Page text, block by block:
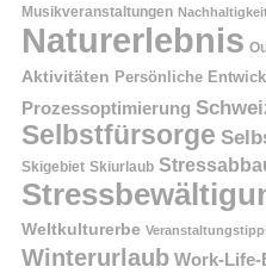
Musikveranstaltungen
Naturerlebnis
Aktivitäten Persönliche
Prozessoptimierung
Selbstfürsorge
Skigebiet Skiurlaub
Weltkulturerbe
Winterurlaub Work-Life-